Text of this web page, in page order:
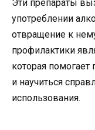
Эти препараты
употреблении
отвращение к
профилактики
которая помогает
и научиться
использования.